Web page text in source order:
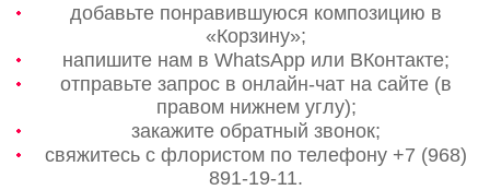
добавьте понравившуюся композицию в
«Корзину»;
напишите нам в WhatsApp или ВКонтакте;
отправьте запрос в онлайн-чат на сайте (в
правом нижнем углу);
закажите обратный звонок;
свяжитесь с флористом по телефону +7 (968)
891-19-11.